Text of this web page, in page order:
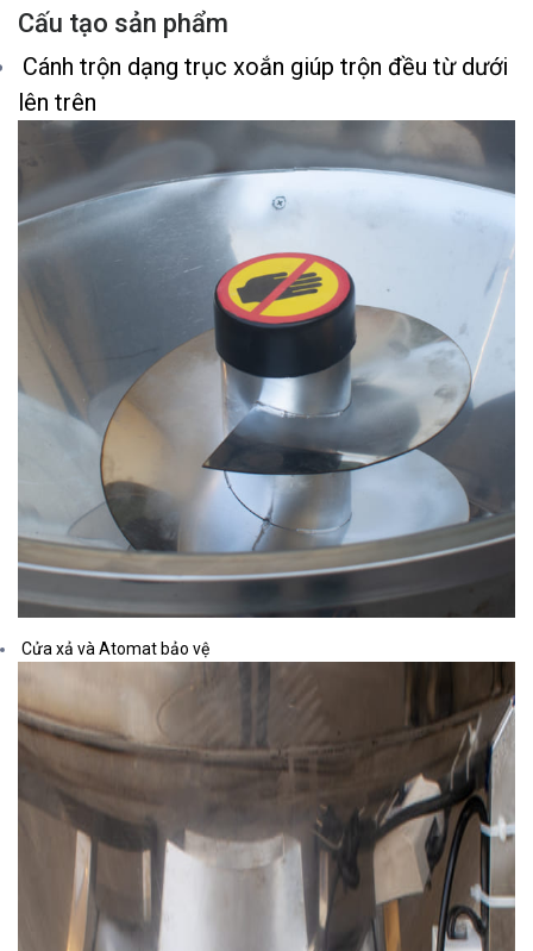
Cấu tạo sản phẩm
Cánh trộn dạng trục xoắn giúp trộn đều từ dưới
lên trên
Cửa xả và Atomat bảo vệ